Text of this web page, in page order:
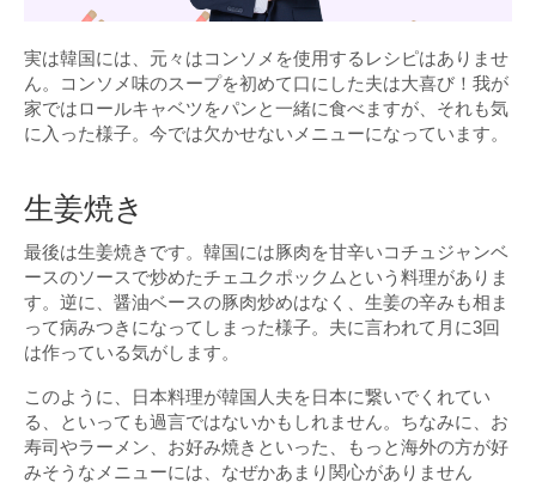
実は韓国には、元々はコンソメを使用するレシピはありませ
ん。コンソメ味のスープを初めて口にした夫は大喜び！我が
家ではロールキャベツをパンと一緒に食べますが、それも気
に入った様子。今では欠かせないメニューになっています。
生姜焼き
最後は生姜焼きです。韓国には豚肉を甘辛いコチュジャンベ
ースのソースで炒めたチェユクポックムという料理がありま
す。逆に、醤油ベースの豚肉炒めはなく、生姜の辛みも相ま
って病みつきになってしまった様子。夫に言われて月に3回
は作っている気がします。
このように、日本料理が韓国人夫を日本に繋いでくれてい
る、といっても過言ではないかもしれません。ちなみに、お
寿司やラーメン、お好み焼きといった、もっと海外の方が好
みそうなメニューには、なぜかあまり関心がありません